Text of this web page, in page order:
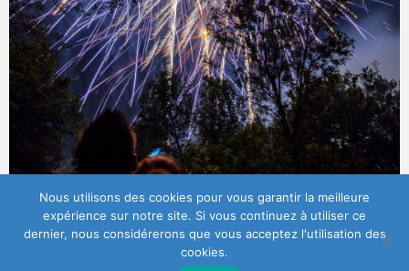
Éric Senterre| Designed by:
Nous utilisons des cookies pour vous garantir la meilleure
expérience sur notre site. Si vous continuez à utiliser ce
dernier, nous considérerons que vous acceptez l'utilisation des
cookies.